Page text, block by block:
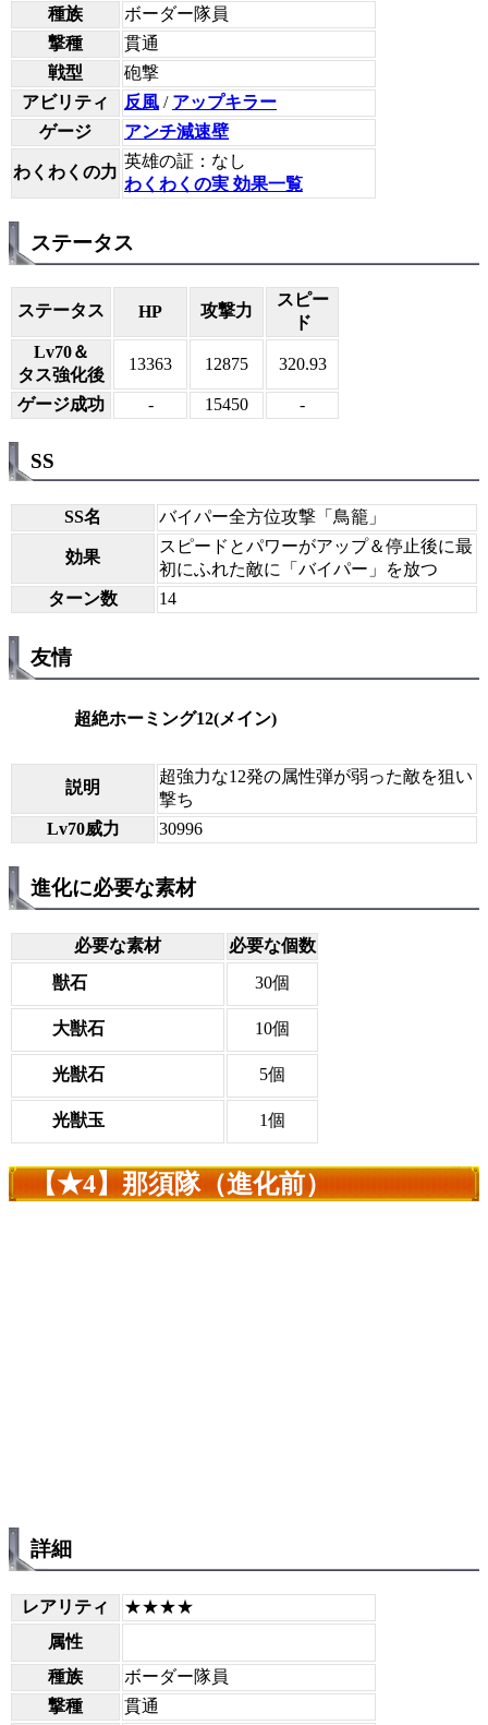
種族
ボーダー隊員
撃種
貫通
戦型
砲撃
アビリティ
反風 / アップキラー
ゲージ
アンチ減速壁
わくわくの力
英雄の証：なし
わくわくの実 効果一覧
ステータス
ステータス HP 攻撃力
スピー
ド
Lv70＆
タス強化後
13363 12875 320.93
ゲージ成功 - 15450 -
SS
SS名 バイパー全方位攻撃「鳥籠」
効果
スピードとパワーがアップ＆停止後に最
初にふれた敵に「バイパー」を放つ
ターン数
14
友情
超絶ホーミング12(メイン)
説明
超強力な12発の属性弾が弱った敵を狙い
撃ち
Lv70威力
30996
進化に必要な素材
必要な素材
必要な個数
獣石
30個
大獣石 10個
光獣石 5個
光獣玉 1個
【★4】那須隊（進化前）
詳細
レアリティ
★★★★
属性
種族
ボーダー隊員
撃種
貫通